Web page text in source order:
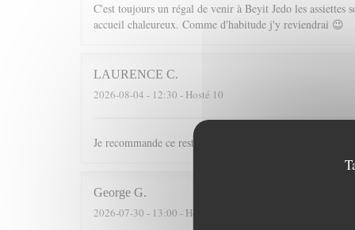
C'est toujours un régal de venir à Beyit Jedo les assiettes
accueil chaleureux. Comme d'habitude j'y reviendrai 😉
LAURENCE C
2026-08-04 - 12:30 - Hosté 10
Je recommande ce restaurant tant pour les plats que pour
George G
2026-07-30 - 13:00 - Hosté 2